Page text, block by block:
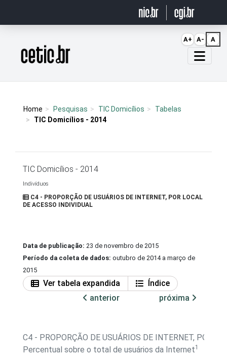
Página inicial
Home Pesquisas TIC Domicílios
Tabelas
TIC Domicílios - 2014
TIC Domicílios - 2014
Indivíduos
C4 - PROPORÇÃO DE USUÁRIOS DE INTERNET, POR LOCAL
DE ACESSO INDIVIDUAL
Data de publicação: 23 de novembro de 2015
Período da coleta de dados: outubro de 2014 a março de
2015
Ver tabela expandida
Índice
anterior
próxima
C4 - PROPORÇÃO DE USUÁRIOS DE INTERNET, POR
Percentual sobre o total de usuários da Internet1
A+ A- A